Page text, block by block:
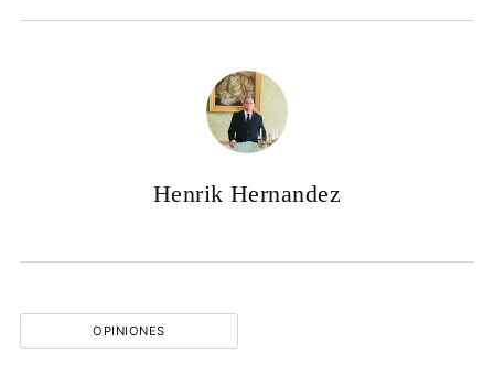
Henrik Hernandez
OPINIONES